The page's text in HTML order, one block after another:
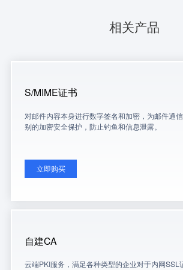
相关产品
S/MIME证书
对邮件内容本身进行数字签名和加密，为邮件通
别的加密安全保护，防止钓鱼和信息泄露。
立即购买
自建CA
云端PKI服务，满足各种类型的企业对于内网SSL